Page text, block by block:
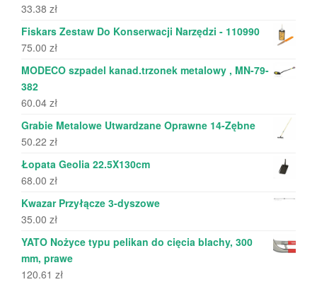
33.38 zł
Fiskars Zestaw Do Konserwacji Narzędzi - 110990
75.00 zł
MODECO szpadel kanad.trzonek metalowy , MN-79-
382
60.04 zł
Grabie Metalowe Utwardzane Oprawne 14-Zębne
50.22 zł
Łopata Geolia 22.5X130cm
68.00 zł
Kwazar Przyłącze 3-dyszowe
35.00 zł
YATO Nożyce typu pelikan do cięcia blachy, 300
mm, prawe
120.61 zł